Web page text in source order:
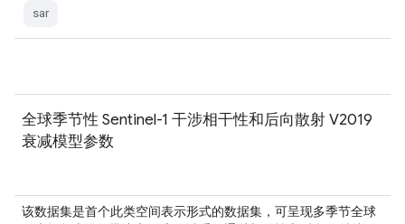
sar
全球季节性 Sentinel-1 干涉相干性和后向散射 V2019
衰减模型参数
该数据集是首个此类空间表示形式的数据集，可呈现多季节全球